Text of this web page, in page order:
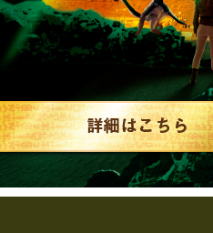
せください
い合わせ